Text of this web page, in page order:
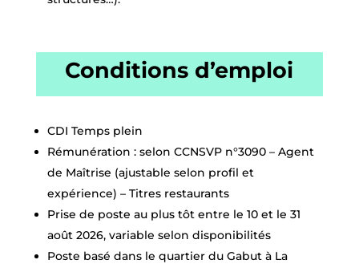
Conditions d’emploi
CDI Temps plein
Rémunération : selon CCNSVP n°3090 – Agent
de Maîtrise (ajustable selon profil et
expérience) – Titres restaurants
Prise de poste au plus tôt entre le 10 et le 31
août 2026, variable selon disponibilités
Poste basé dans le quartier du Gabut à La